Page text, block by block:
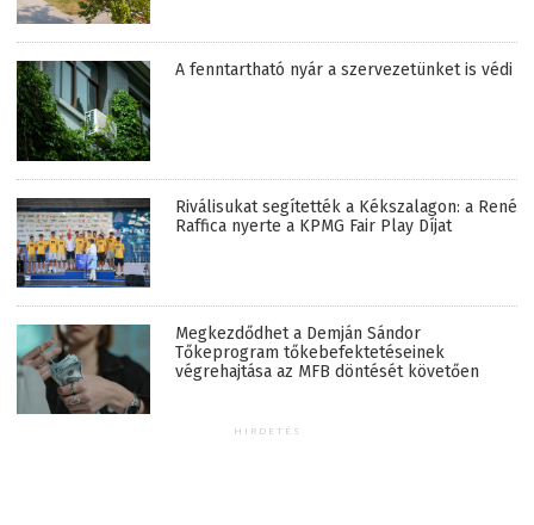
A fenntartható nyár a szervezetünket is védi
Riválisukat segítették a Kékszalagon: a René
Raffica nyerte a KPMG Fair Play Díjat
Megkezdődhet a Demján Sándor
Tőkeprogram tőkebefektetéseinek
végrehajtása az MFB döntését követően
HIRDETÉS